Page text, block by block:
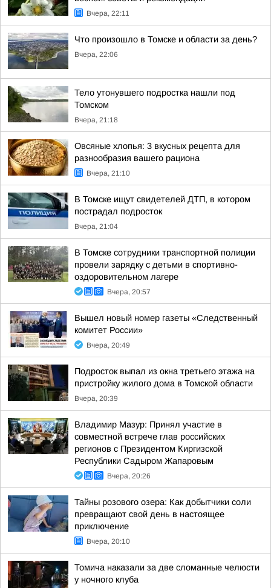
Вчера, 22:11
Что произошло в Томске и области за день?
Вчера, 22:06
Тело утонувшего подростка нашли под
Томском
Вчера, 21:18
Овсяные хлопья: 3 вкусных рецепта для
разнообразия вашего рациона
Вчера, 21:10
В Томске ищут свидетелей ДТП, в котором
пострадал подросток
Вчера, 21:04
В Томске сотрудники транспортной полиции
провели зарядку с детьми в спортивно-
оздоровительном лагере
Вчера, 20:57
Вышел новый номер газеты «Следственный
комитет России»
Вчера, 20:49
Подросток выпал из окна третьего этажа на
пристройку жилого дома в Томской области
Вчера, 20:39
Владимир Мазур: Принял участие в
совместной встрече глав российских
регионов с Президентом Киргизской
Республики Садыром Жапаровым
Вчера, 20:26
Тайны розового озера: Как добытчики соли
превращают свой день в настоящее
приключение
Вчера, 20:10
Томича наказали за две сломанные челюсти
у ночного клуба